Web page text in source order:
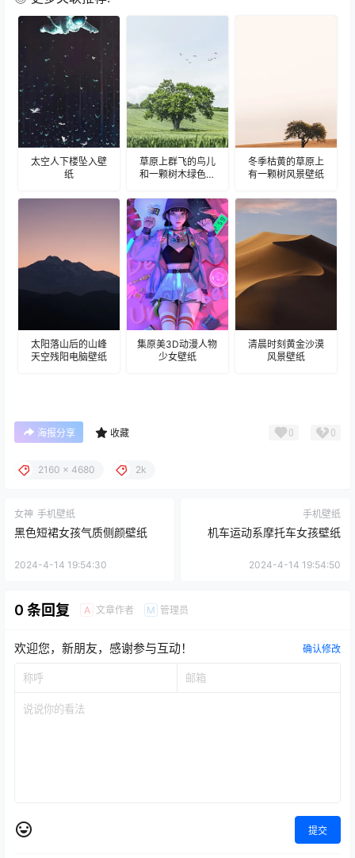
太空人下楼坠入壁
纸
草原上群飞的鸟儿
和一颗树木绿色风
冬季枯黄的草原上
有一颗树风景壁纸
太阳落山后的山峰
天空残阳电脑壁纸
集原美3D动漫人物
少女壁纸
清晨时刻黄金沙漠
风景壁纸
海报分享 收藏 0 0
2160 x 4680 2k
女神 手机壁纸
黑色短裙女孩气质侧颜壁纸
2024-4-14 19:54:30
手机壁纸
机车运动系摩托车女孩壁纸
2024-4-14 19:54:50
0 条回复 A 文章作者 M 管理员
欢迎您，新朋友，感谢参与互动！ 确认修改
提交